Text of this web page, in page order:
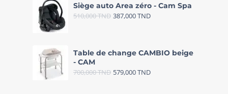
Siège auto Area zéro - Cam Spa
510,000TND 387,000TND
Table de change CAMBIO beige
- CAM
700,000TND 579,000TND